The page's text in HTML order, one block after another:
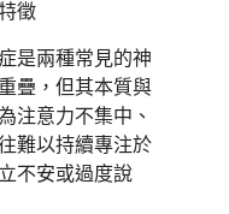
徵
是兩種常見的神
疊，但其本質與
注意力不集中、
難以持續專注於
不安或過度說